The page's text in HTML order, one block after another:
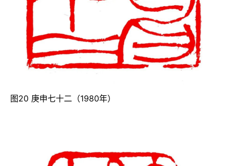
图20 庚申七十二（1980年）